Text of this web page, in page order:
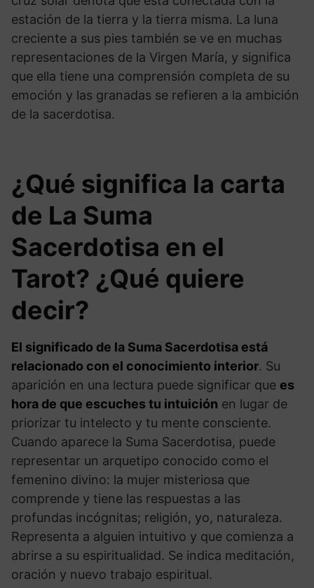
estación de la tierra y la tierra misma. La luna
creciente a sus pies también se ve en muchas
representaciones de la Virgen María, y significa
que ella tiene una comprensión completa de su
emoción y las granadas se refieren a la ambición
de la sacerdotisa.
¿Qué significa la carta
de La Suma
Sacerdotisa en el
Tarot? ¿Qué quiere
decir?
El significado de la Suma Sacerdotisa está
relacionado con el conocimiento interior. Su
aparición en una lectura puede significar que es
hora de que escuches tu intuición en lugar de
priorizar tu intelecto y tu mente consciente.
Cuando aparece la Suma Sacerdotisa, puede
representar un arquetipo conocido como el
femenino divino: la mujer misteriosa que
comprende y tiene las respuestas a las
profundas incógnitas; religión, yo, naturaleza.
Representa a alguien intuitivo y que comienza a
abrirse a su espiritualidad. Se indica meditación,
oración y nuevo trabajo espiritual.